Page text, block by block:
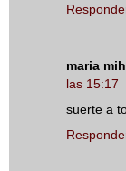
maria
las 15:17
suerte a